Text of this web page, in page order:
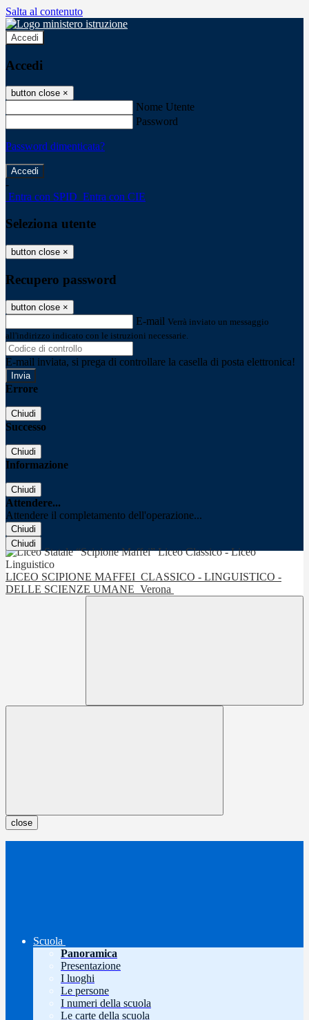
Salta al contenuto
Accedi
Accedi
button close ×
Nome Utente
Password
Password dimenticata?
-
Entra con SPID Entra con CIE
Seleziona utente
button close ×
Recupero password
button close ×
E-mail Verrà inviato un messaggio
all'indirizzo indicato con le istruzioni necessarie.
E-mail inviata, si prega di controllare la casella di posta elettronica!
Errore
Chiudi
Successo
Chiudi
Informazione
Chiudi
Attendere...
Attendere il completamento dell'operazione...
Chiudi
Chiudi
LICEO SCIPIONE MAFFEI CLASSICO - LINGUISTICO -
DELLE SCIENZE UMANE Verona
close
Scuola
Panoramica
Presentazione
I luoghi
Le persone
I numeri della scuola
Le carte della scuola